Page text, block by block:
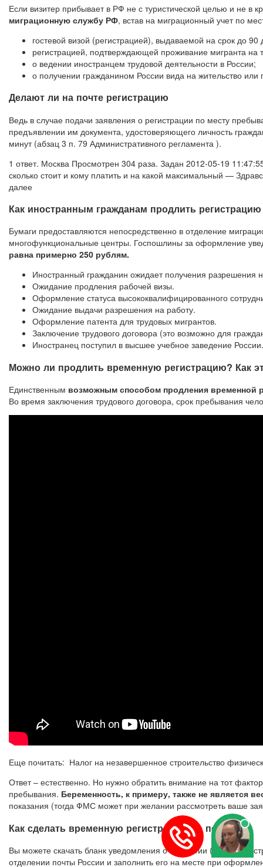
Если визитер прибывает в РФ не с туристической целью и не в
миграционную службу РФ, встав на миграционный учет по
гостевой визой (регистрацией), выдаваемой на срок до
регистрацией, подтверждающей проживание мигранта на
о ведении иностранцем трудовой деятельности в России;
о получении гражданином России вида на жительство или
Делают ли на почте регистрацию
Ведь в случае подачи заявления о регистрации по месту
предъявлении им документа, удостоверяющего личность
минут (абзац 3 п. 79 Административного регламента ).
1 ответ. Москва Просмотрен 304 раза. Задан 2012-05-19
сколько стоит и кому платить и на какой максимальный —
далее
Как иностранным гражданам продлить
Бумаги предоставляются непосредственно в отделение
многофункциональные центры. Госпошлины за оформление
равна примерно 250 рублям.
Иностранный гражданин ожидает получения
Ожидание продления рабочей визы.
Оформление статуса высококвалифицированного
Ожидание выдачи разрешения на работу.
Оформление патента для трудовых мигрантов.
Заключение трудового договора (это возможно для
Иностранец поступил в высшее учебное заведение России.
Можно ли продлить временную регистрацию? Как
Единственным возможным способом продления временной
Во время заключения трудового договора, срок пребывания
Еще почитать: Налог на незавершенное строительство
Ответ – естественно. Но нужно обратить внимание на тот
пребывания. Беременность, к примеру, также не является
показания (тогда ФМС может при желании рассмотреть ваше
Как сделать временную регистрацию на почте
Вы можете скачать бланк уведомления о прибытии (бланк
отделении почты России и заполнить его на месте при